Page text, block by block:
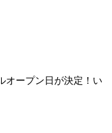
オープン日が決定！い